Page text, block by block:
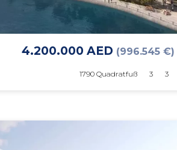
4.200.000 AED (996.545 €)
1790 Quadratfuß 3 3